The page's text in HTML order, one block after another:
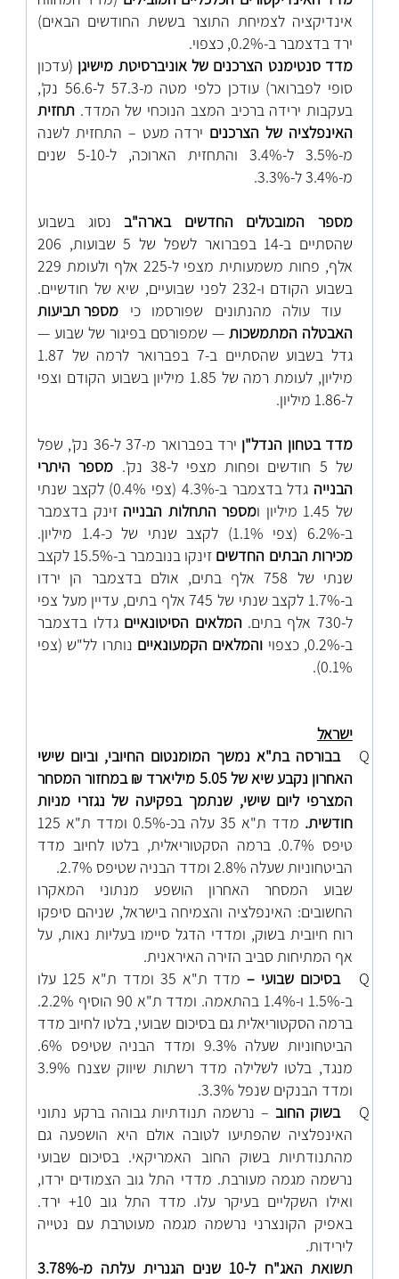
אינדיקציה לצמיחת התוצר בששת החודשים הבאים)
ירד בדצמבר ב-0.2%, כצפוי.
מדד סנטימנט הצרכנים של אוניברסיטת מישיגן (עדכון
סופי לפברואר) עודכן כלפי מטה מ-57.3 ל-56.6 נק',
בעקבות ירידה ברכיב המצב הנוכחי של המדד. תחזית
האינפלציה של הצרכנים ירדה מעט – התחזית לשנה
מ-3.5% ל-3.4% והתחזית הארוכה, ל-5-10 שנים
מ-3.4% ל-3.3%.
מספר המובטלים החדשים בארה"ב נסוג בשבוע
שהסתיים ב-14 בפברואר לשפל של 5 שבועות, 206
אלף, פחות משמעותית מצפי ל-225 אלף ולעומת 229
בשבוע הקודם ו-232 לפני שבועיים, שיא של חודשיים.
עוד עולה מהנתונים שפורסמו כי מספר תביעות
האבטלה המתמשכות — שמפורסם בפיגור של שבוע —
גדל בשבוע שהסתיים ב-7 בפברואר לרמה של 1.87
מיליון, לעומת רמה של 1.85 מיליון בשבוע הקודם וצפי
ל-1.86 מיליון
.
מדד בטחון הנדל"ן
ירד בפברואר מ-37 ל-36 נק', שפל
של 5 חודשים ופחות מצפי ל-38 נק'.
מספר היתרי
הבנייה
גדל בדצמבר ב-4.3% (צפי 0.4%) לקצב שנתי
של 1.45 מיליון ו
מספר התחלות הבנייהזינק בדצמבר
ב-6.2% (צפי 1.1%) לקצב שנתי של כ-1.4 מיליון.
מכירות הבתים החדשים
זינקו בנובמבר ב-15.5% לקצב
שנתי של 758 אלף בתים, אולם בדצמבר הן ירדו
ב-1.7% לקצב שנתי של 745 אלף בתים, עדיין מעל צפי
ל-730 אלף בתים.
המלאים הסיטונאיים גדלו בדצמבר
ב-0.2%, כצפוי
והמלאים הקמעונאיים נותרו לל"ש (צפי
0.1%).
ישראל
Q
בבורסה בת"א נמשך המומנטום החיובי, וביום שישי
האחרון נקבע שיא של 5.05 מיליארד ₪ במחזור המסחר
המצרפי ליום שישי, שנתמך בפקיעה של נגזרי מניות
חודשית.
מדד ת"א 35 עלה בכ-0.5% ומדד ת"א 125
טיפס 0.7%. ברמה הסקטוריאלית, בלטו לחיוב מדד
הביטחוניות שעלה 2.8% ומדד הבניה שטיפס 2.7%.
שבוע המסחר האחרון הושפע מנתוני המאקרו
החשובים: האינפלציה והצמיחה בישראל, שניהם סיפקו
רוח חיובית בשוק, ומדדי הדגל סיימו בעליות נאות, על
אף המתיחות סביב הזירה האיראנית.
Q
בסיכום שבועי –
מדד ת"א 35 ומדד ת"א 125 עלו
ב-1.5% ו-1.4% בהתאמה. ומדד ת"א 90 הוסיף 2.2%.
ברמה הסקטוריאלית גם בסיכום שבועי, בלטו לחיוב מדד
הביטחוניות שעלה 9.3% ומדד הבניה שטיפס 6%.
מנגד, בלטו לשלילה מדד רשתות שיווק שצנח 3.9%
ומדד הבנקים שנפל 3.3%.
Q
בשוק החוב – נרשמה תנודתיות גבוהה ברקע נתוני
האינפלציה שהפתיעו לטובה אולם היא הושפעה גם
מהתנודתיות בשוק החוב האמריקאי. בסיכום שבועי
נרשמה מגמה מעורבת. מדדי התל גוב הצמודים ירדו,
ואילו השקליים בעיקר עלו. מדד התל גוב 10+ ירד.
באפיק הקונצרני נרשמה מגמה מעוטרבת עם נטייה
לירידות.
תשואת האג"ח ל-10 שנים הגנרית עלתה מ-3.78%